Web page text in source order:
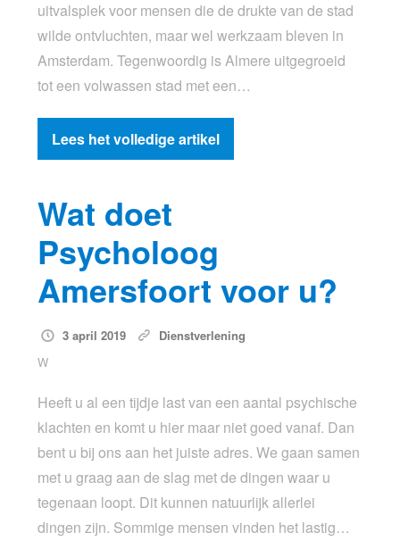
uitvalsplek voor mensen die de drukte van de stad
wilde ontvluchten, maar wel werkzaam bleven in
Amsterdam. Tegenwoordig is Almere uitgegroeid
tot een volwassen stad met een…
Lees het volledige artikel
Wat doet
Psycholoog
Amersfoort voor u?
3 april 2019
Dienstverlening
W
Heeft u al een tijdje last van een aantal psychische
klachten en komt u hier maar niet goed vanaf. Dan
bent u bij ons aan het juiste adres. We gaan samen
met u graag aan de slag met de dingen waar u
tegenaan loopt. Dit kunnen natuurlijk allerlei
dingen zijn. Sommige mensen vinden het lastig…